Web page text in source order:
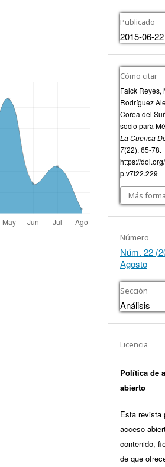
Publicado
2015-06-22
Cómo citar
Falck Reyes,
Rodríguez
Corea del
socio para
La Cuenca
7(22), 65-78.
https://
p.v7i22.229
Más
Número
Núm. 22
Agosto
Sección
Análisis
Licencia
Política de
abierto
Esta revista
acceso
contenido,
de que